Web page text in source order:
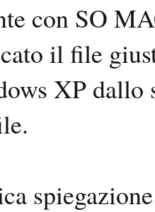
con SO
il file
XP dallo